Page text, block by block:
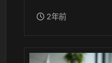
2年前